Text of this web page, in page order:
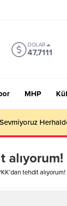
DOLAR
47,7111
MHP
alıyorum!
tehdit alıyorum!